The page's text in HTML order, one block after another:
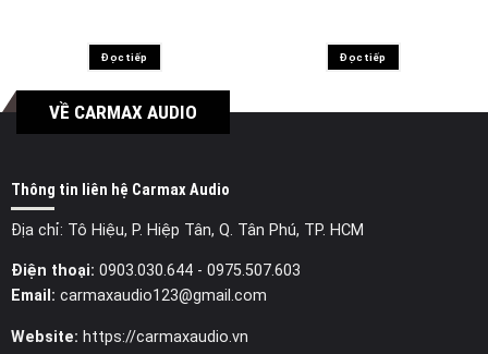
Đọc tiếp Đọc tiếp
VỀ CARMAX AUDIO
Thông tin liên hệ Carmax Audio
Địa chỉ: Tô Hiệu, P. Hiệp Tân, Q. Tân Phú, TP. HCM
Điện thoại: 0903.030.644- 0975.507.603
Email: carmaxaudio123@gmail.com
Website: https://carmaxaudio.vn